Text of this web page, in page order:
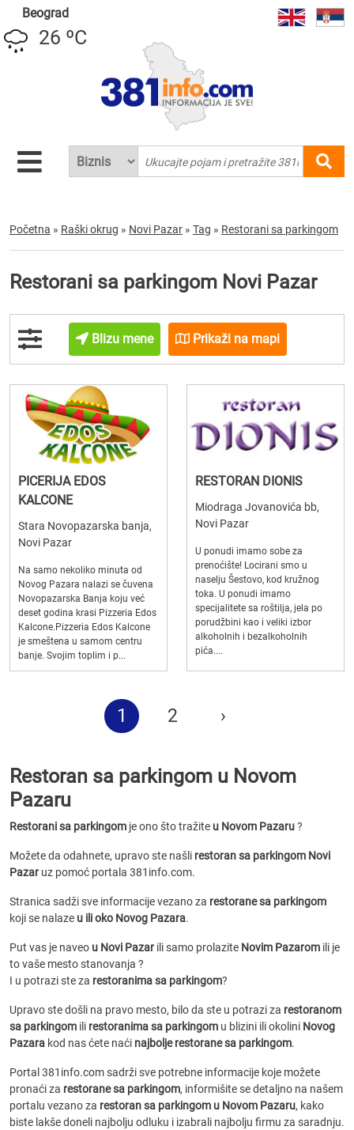
Beograd
26 ºC
Početna » Raški okrug » Novi Pazar » Tag » Restorani sa parkingom
Restorani sa parkingom Novi Pazar
Blizu mene Prikaži na mapi
PICERIJA EDOS
KALCONE
Stara Novopazarska banja,
Novi Pazar
Na samo nekoliko minuta od
Novog Pazara nalazi se čuvena
Novopazarska Banja koju već
deset godina krasi Pizzeria Edos
Kalcone.Pizzeria Edos Kalcone
je smeštena u samom centru
banje. Svojim toplim i p...
RESTORAN DIONIS
Miodraga Jovanovića bb,
Novi Pazar
U ponudi imamo sobe za
prenoćište! Locirani smo u
naselju Šestovo, kod kružnog
toka. U ponudi imamo
specijalitete sa roštilja, jela po
porudžbini kao i veliki izbor
alkoholnih i bezalkoholnih
pića....
1 2 ›
Restoran sa parkingom u Novom
Pazaru
Restorani sa parkingom je ono što tražite u Novom Pazaru?
Možete da odahnete, upravo ste našli restoran sa parkingom Novi
Pazar uz pomoć portala 381info.com.
Stranica sadži sve informacije vezano za restorane sa parkingom
koji se nalaze u ili oko Novog Pazara.
Put vas je naveo u Novi Pazar ili samo prolazite Novim Pazarom ili je
to vaše mesto stanovanja ?
I u potrazi ste za restoranima sa parkingom?
Upravo ste došli na pravo mesto, bilo da ste u potrazi za restoranom
sa parkingom ili restoranima sa parkingom u blizini ili okolini Novog
Pazara kod nas ćete naći najbolje restorane sa parkingom.
Portal 381info.com sadrži sve potrebne informacije koje možete
pronaći za restorane sa parkingom, informišite se detaljno na našem
portalu vezano za restoran sa parkingom u Novom Pazaru, kako
biste lakše doneli najbolju odluku i izabrali najbolju firmu za saradnju.